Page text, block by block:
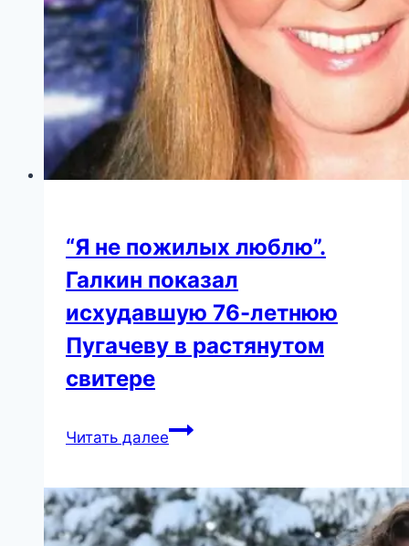
“Я не пожилых люблю”.
Галкин показал
исхудавшую 76-летнюю
Пугачеву в растянутом
свитере
Читать далее“Я
люблю”.
Галкин